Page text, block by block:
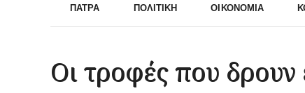
ΠΆΤΡΑ ΠΟΛΙΤΙΚΉ ΟΙΚΟΝΟΜΊΑ
Οι τροφές που